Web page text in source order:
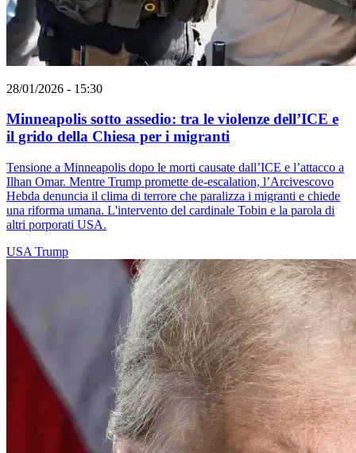
28/01/2026 - 15:30
Minneapolis sotto assedio: tra le violenze dell’ICE e
il grido della Chiesa per i migranti
Tensione a Minneapolis dopo le morti causate dall’ICE e l’attacco a
Ilhan Omar. Mentre Trump promette de-escalation, l’Arcivescovo
Hebda denuncia il clima di terrore che paralizza i migranti e chiede
una riforma umana. L'intervento del cardinale Tobin e la parola di
altri porporati USA.
USA Trump